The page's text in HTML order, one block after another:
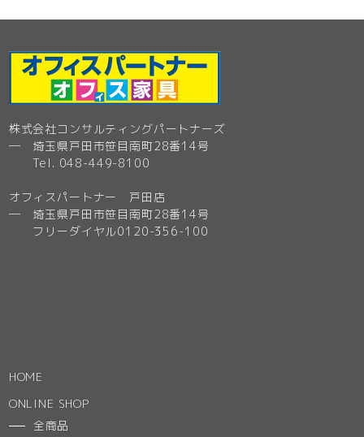
株式会社コンサルティングパートナーズ
─ 埼玉県戸田市笹目南町28番14号
Tel. 048-449-8100
オフィスパートナー 戸田店
─ 埼玉県戸田市笹目南町28番14号
フリーダイヤル0120-356-100
HOME
ONLINE SHOP
全商品